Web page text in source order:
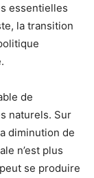
essentielles
la transition
de
naturels. Sur
diminution de
n’est plus
se produire